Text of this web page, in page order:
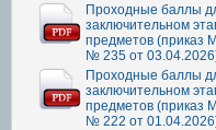
Проходные баллы
заключительном
предметов (приказ
№ 235 от
Проходные баллы
заключительном
предметов (приказ
№ 222 от